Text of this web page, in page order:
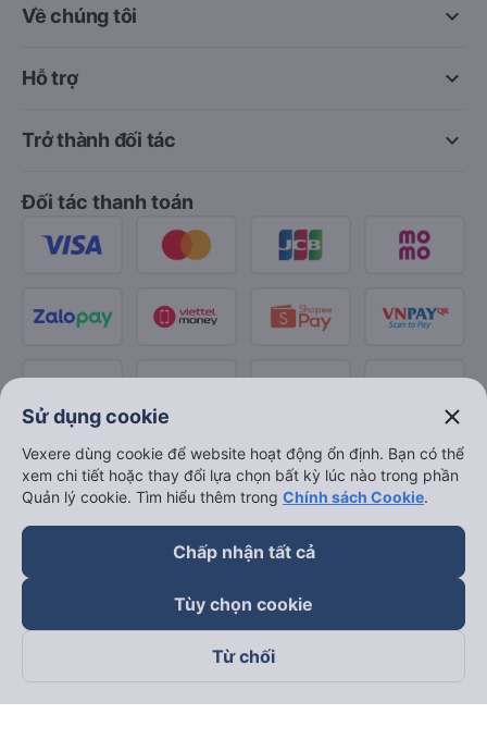
keyboard_arrow_down
Về chúng tôi
keyboard_arrow_down
Hỗ trợ
keyboard_arrow_down
Trở thành đối tác
Đối tác thanh toán
Theo dõi chúng tôi trên
Sử dụng cookie close
Vexere dùng cookie để website hoạt động ổn định. Bạn có thể
xem chi tiết hoặc thay đổi lựa chọn bất kỳ lúc nào trong phần
Quản lý cookie. Tìm hiểu thêm trong Chính sách Cookie.
Chấp nhận tất cả
Tùy chọn cookie
Từ chối